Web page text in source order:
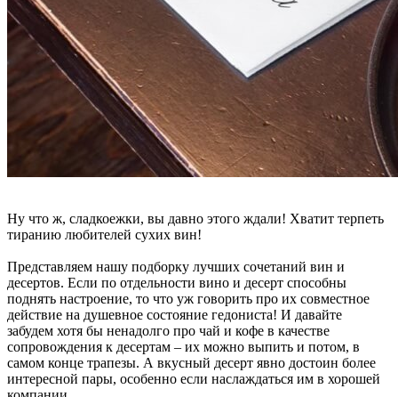
Ну что ж, сладкоежки, вы давно этого ждали! Хватит терпеть
тиранию любителей сухих вин!
Представляем нашу подборку лучших сочетаний вин и
десертов. Если по отдельности вино и десерт способны
поднять настроение, то что уж говорить про их совместное
действие на душевное состояние гедониста! И давайте
забудем хотя бы ненадолго про чай и кофе в качестве
сопровождения к десертам – их можно выпить и потом, в
самом конце трапезы. А вкусный десерт явно достоин более
интересной пары, особенно если наслаждаться им в хорошей